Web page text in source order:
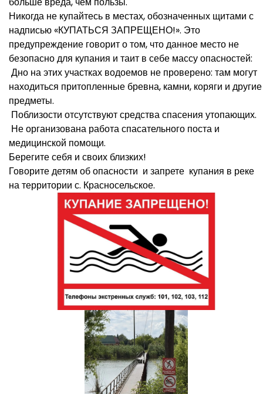
Никогда не купайтесь в местах, обозначенных щитами с
надписью «КУПАТЬСЯ ЗАПРЕЩЕНО!». Это
предупреждение говорит о том, что данное место не
безопасно для купания и таит в себе массу опасностей:
Дно на этих участках водоемов не проверено: там могут
находиться притопленные бревна, камни, коряги и другие
предметы.
Поблизости отсутствуют средства спасения утопающих.
Не организована работа спасательного поста и
медицинской помощи.
Берегите себя и своих близких!
Говорите детям об опасности и запрете ️ купания в реке
на территории с. Красносельское.​